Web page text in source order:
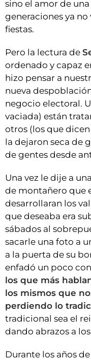
sino el amor de
generaciones ya
fiestas.
Pero la lectura de
ordenado y capaz
hizo pensar a
nueva
negocio electoral.
vaciada) están
otros (los que
la dejaron seca de
de gentes desde
Una vez le dije a
de montañero que
desarrollaran los
que deseaba era
sábados al
sacarle una foto a
a la puerta de su
enfadó un poco
los que más
los mismos que
perdiendo lo
tradicional sea el
dando abrazos a
Durante los años